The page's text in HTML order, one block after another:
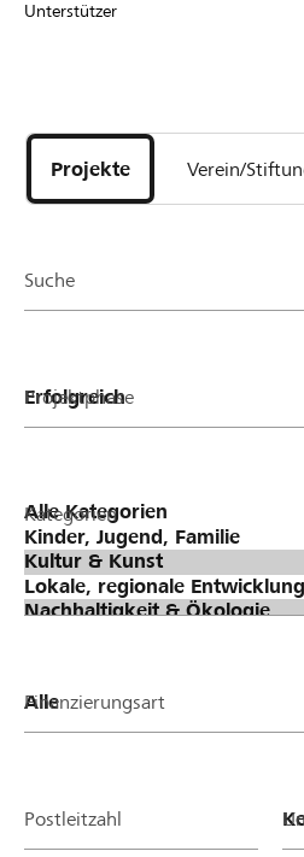
DE FR IT
Unterstützer
Projekte
und
Organisationen
Projekte Verein/
Suche
Projektphase
Kategorien
Finanzierungsart
Postleitzahl